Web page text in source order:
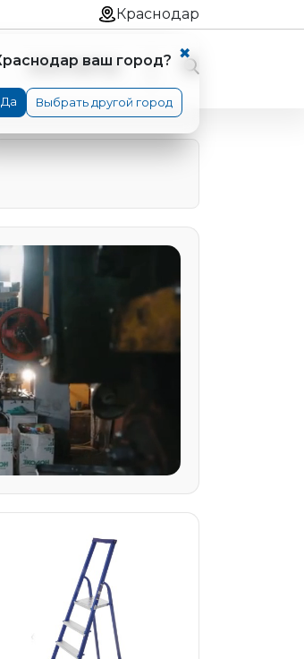
Краснодар
✖
ваш город?
Да Выбрать другой город
"ПРОФИ"
универсальные
"ПРОФИ"
универсальные
усиленные
КОНТАКТЫ